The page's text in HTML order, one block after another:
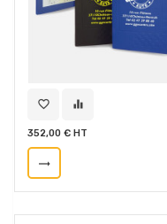
favorite_border equalizer
352,00 € HT
trending_flat